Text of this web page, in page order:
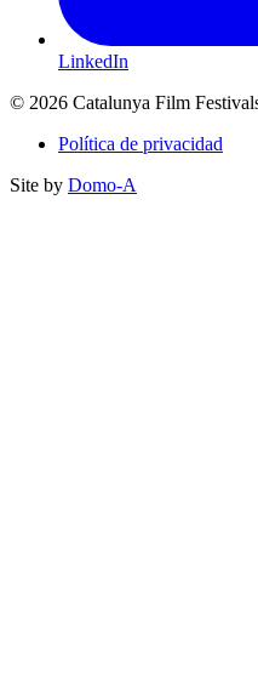
LinkedIn
© 2026 Catalunya Film
Política de privacidad
Site by Domo-A